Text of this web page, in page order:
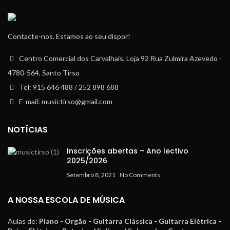
Contacte-nos. Estamos ao seu dispor!
Centro Comercial dos Carvalhais, Loja 92 Rua Zulmira Azevedo -
4780-564, Santo Tirso
Tel: 915 646 488 / 252 898 688
E-mail: musictirso@gmail.com
NOTÍCIAS
Inscrições abertas – Ano lectivo
2025/2026
Setembro 8, 2021 No Comments
A NOSSA ESCOLA DE MÚSICA
Aulas de: Piano - Orgão - Guitarra Clássica - Guitarra Elétrica -